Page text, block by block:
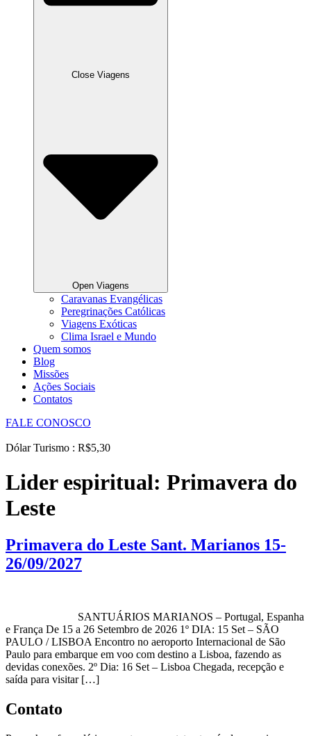
Close Viagens
Open Viagens
Caravanas Evangélicas
Peregrinações Católicas
Viagens Exóticas
Clima Israel e Mundo
Quem somos
Blog
Missões
Ações Sociais
Contatos
FALE CONOSCO
Dólar Turismo : R$5,30
Lider espiritual: Primavera do
Leste
Primavera do Leste Sant. Marianos 15-
26/09/2027
SANTUÁRIOS MARIANOS – Portugal, Espanha
e França De 15 a 26 Setembro de 2026 1º DIA: 15 Set – SÃO
PAULO / LISBOA Encontro no aeroporto Internacional de São
Paulo para embarque em voo com destino a Lisboa, fazendo as
devidas conexões. 2º Dia: 16 Set – Lisboa Chegada, recepção e
saída para visitar […]
Contato